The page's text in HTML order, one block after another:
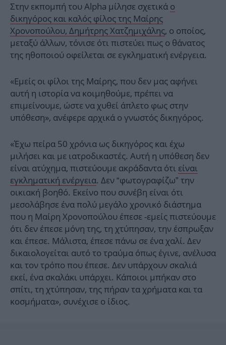
Στην εκπομπή του Alpha μίλησε σχετικά ο
δικηγόρος και καλός φίλος της Μαίρης
Χρονοπούλου, Δημήτρης Χατζημιχάλης, ο οποίος,
μεταξύ άλλων, τόνισε ότι πιστεύει πως ο θάνατος
της ηθοποιού οφείλεται σε εγκληματική ενέργεια.
«Εμείς οι φίλοι της Μαίρης, που δεν μας αφήνει
αυτή η ιστορία να κοιμηθούμε, πρέπει να
επιμείνουμε, ώστε να χυθεί άπλετο φως στην
υπόθεση», ανέφερε αρχικά ο γνωστός δικηγόρος.
«Έχω πείρα 50 χρόνια ως δικηγόρος και έχω
μιλήσει και με ιατροδικαστές. Αυτή η υπόθεση δεν
είναι ατύχημα, πιστεύουμε ακράδαντα ότι είναι
εγκληματική ενέργεια. Δεν “φωτογραφίζω” την
οικιακή βοηθό. Εκείνο που συνέβη είναι ότι
μεσολάβησε ένα πολύ μεγάλο χρονικό διάστημα
που η Μαίρη Χρονοπούλου έπεσε -εμείς πιστεύουμε
ότι δεν έπεσε μόνη της, τη χτύπησαν, την έσπρωξαν
και έπεσε. Μάλιστα, έπεσε πάνω σε ένα χαλί. Δεν
δικαιολογείται αυτό το τραύμα όπως έγινε, ανέλυσα
και τον τρόπο που έπεσε. Δεν υπάρχουν σκαλιά
εκεί, ένα σκαλάκι υπάρχει. Κάποιοι μπήκαν στο
σπίτι, τη χτύπησαν, της πήραν τα χρήματα και τα
κοσμήματα», συνέχισε ο ίδιος.